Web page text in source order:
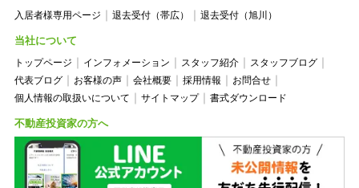
入居者様専用ページ 退去受付（帯広） 退去受付（旭川）
当社について
トップページ インフォメーション スタッフ紹介
スタッフブログ
代表ブログ
お客様の声 会社概要 採用情報
お問合せ
個人情報の取扱いについて
サイトマップ 書式ダウンロード
不動産投資家の方へ